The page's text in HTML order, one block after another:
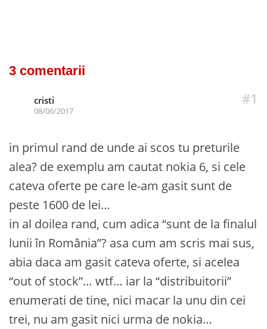
3 comentarii
#1
cristi
08/06/2017
in primul rand de unde ai scos tu preturile
alea? de exemplu am cautat nokia 6, si cele
cateva oferte pe care le-am gasit sunt de
peste 1600 de lei…
in al doilea rand, cum adica “sunt de la finalul
lunii în România”? asa cum am scris mai sus,
abia daca am gasit cateva oferte, si acelea
“out of stock”… wtf… iar la “distribuitorii”
enumerati de tine, nici macar la unu din cei
trei, nu am gasit nici urma de nokia…